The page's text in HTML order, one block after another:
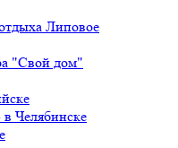
Липовое
"Свой дом"
Челябинске